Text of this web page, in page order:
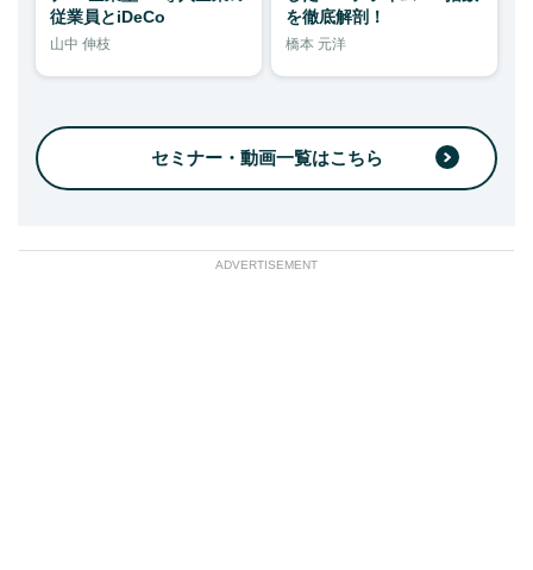
従業員とiDeCo
山中 伸枝
を徹底解剖！
橋本 元洋
セミナー・動画一覧はこちら
ADVERTISEMENT